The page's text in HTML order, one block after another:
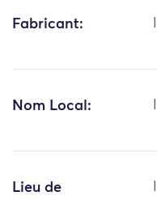
Fabricant:
Nom Local:
Lieu de